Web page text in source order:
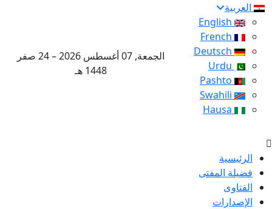
العربية
الجمعة, 07 أغسطس 2026 – 24 صفر
1448 هـ
الرئيسية
فضيلة المفتى
الفتاوى
الإصدارات